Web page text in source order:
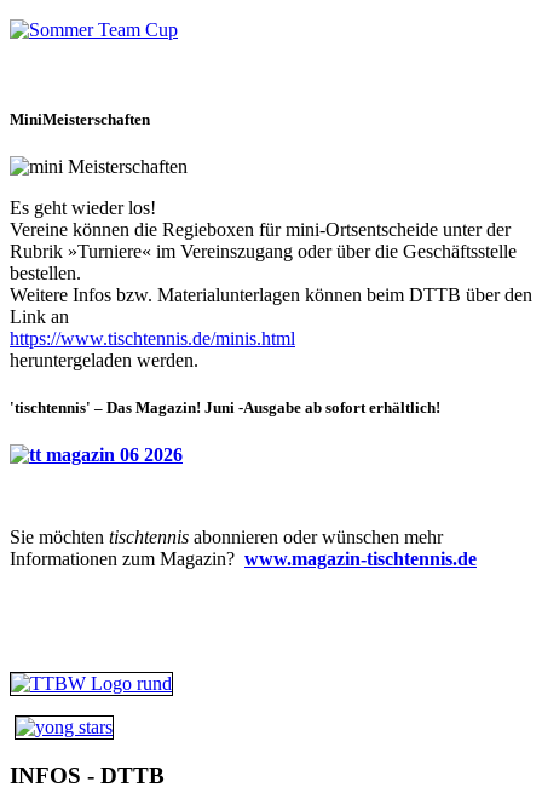
MiniMeisterschaften
Es geht wieder los!
Vereine können die Regieboxen für mini-Ortsentscheide unter der
Rubrik »Turniere« im Vereinszugang oder über die Geschäftsstelle
bestellen.
Weitere Infos bzw. Materialunterlagen können beim DTTB über den
Link an
https://www.tischtennis.de/minis.html
heruntergeladen werden.
'tischtennis' – Das Magazin! Juni -Ausgabe ab sofort erhältlich!
Sie möchten tischtennis abonnieren oder wünschen mehr
Informationen zum Magazin? www.magazin-tischtennis.de
INFOS - DTTB